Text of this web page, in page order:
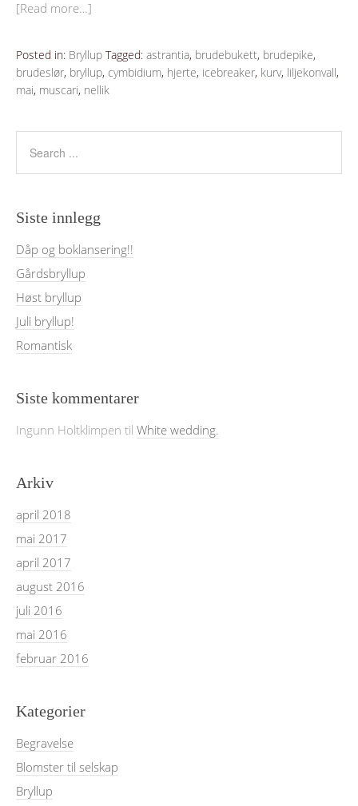
[Read more…]
Posted in: Bryllup Tagged: astrantia, brudebukett, brudepike,
brudeslør, bryllup, cymbidium, hjerte, icebreaker, kurv, liljekonvall,
mai, muscari, nellik
Siste innlegg
Dåp og boklansering!!
Gårdsbryllup
Høst bryllup
Juli bryllup!
Romantisk
Siste kommentarer
Ingunn Holtklimpen til White wedding.
Arkiv
april 2018
mai 2017
april 2017
august 2016
juli 2016
mai 2016
februar 2016
Kategorier
Begravelse
Blomster til selskap
Bryllup